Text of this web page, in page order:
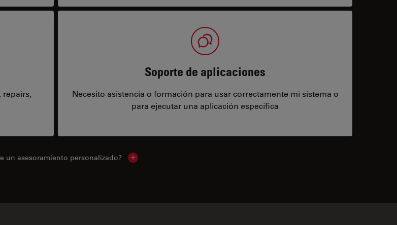
repairs,
Soporte de aplicaciones
Necesito asistencia o formación para usar correctamente mi sistema o
para ejecutar una aplicación específica
un asesoramiento personalizado? Show local contacts